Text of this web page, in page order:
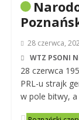
28 czerwca,
WTZ PSONI
28 czerwca
PRL-u strajk
w pole bitwy,